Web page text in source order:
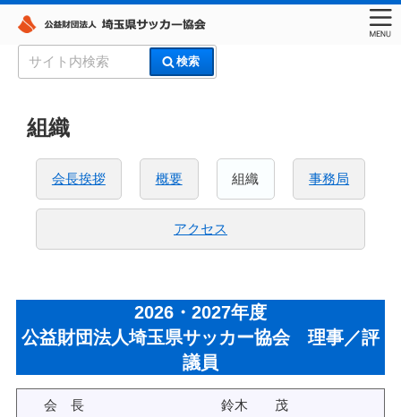
索:
検索
組織
会長挨拶 概要 組織 事務局
アクセス
2026・2027年度
公益財団法人埼玉県サッカー協会 理事／評
議員
会 長 鈴木 茂